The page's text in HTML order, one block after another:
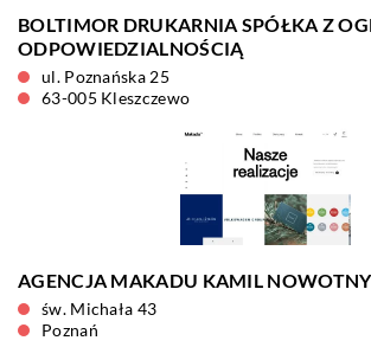
BOLTIMOR DRUKARNIA SPÓŁKA Z
ODPOWIEDZIALNOŚCIĄ
ul. Poznańska 25
63-005 Kleszczewo
AGENCJA MAKADU KAMIL NOWOTNY
św. Michała 43
Poznań